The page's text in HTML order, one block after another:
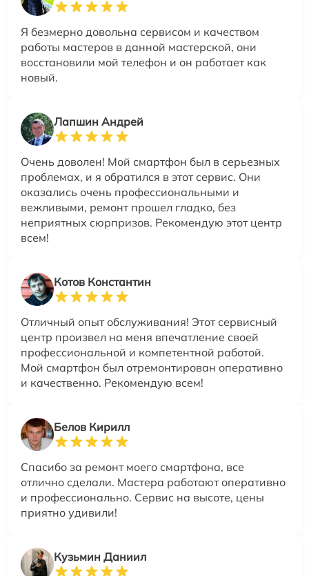
Я безмерно довольна сервисом и качеством
работы мастеров в данной мастерской, они
восстановили мой телефон и он работает как
новый.
Лапшин Андрей
Очень доволен! Мой смартфон был в серьезных
проблемах, и я обратился в этот сервис. Они
оказались очень профессиональными и
вежливыми, ремонт прошел гладко, без
неприятных сюрпризов. Рекомендую этот центр
всем!
Котов Константин
Отличный опыт обслуживания! Этот сервисный
центр произвел на меня впечатление своей
профессиональной и компетентной работой.
Мой смартфон был отремонтирован оперативно
и качественно. Рекомендую всем!
Белов Кирилл
Спасибо за ремонт моего смартфона, все
отлично сделали. Мастера работают оперативно
и профессионально. Сервис на высоте, цены
приятно удивили!
Кузьмин Даниил